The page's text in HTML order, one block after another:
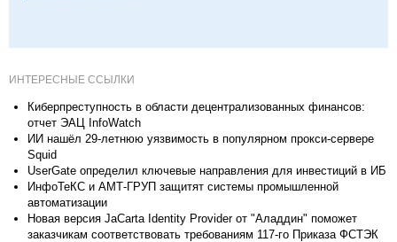
ИНТЕРЕСНЫЕ ССЫЛКИ
Киберпреступность в области децентрализованных финансов:
отчет ЭАЦ InfoWatch
ИИ нашёл 29-летнюю уязвимость в популярном прокси-сервере
Squid
UserGate определил ключевые направления для инвестиций в ИБ
ИнфоТеКС и АМТ-ГРУП защитят системы промышленной
автоматизации
Новая версия JaCarta Identity Provider от "Аладдин" поможет
заказчикам соответствовать требованиям 117-го Приказа ФСТЭК